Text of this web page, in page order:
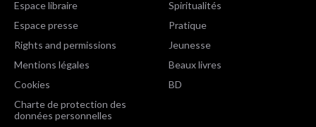
Espace libraire
Espace presse
Rights and permissions
Mentions légales
Cookies
Charte de protection des
données personnelles
Spiritualités
Pratique
Jeunesse
Beaux livres
BD